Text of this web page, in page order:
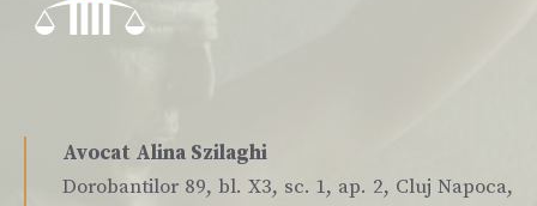
Avocat Alina Szilaghi
Dorobantilor 89, bl. X3, sc. 1, ap. 2, Cluj Napoca,